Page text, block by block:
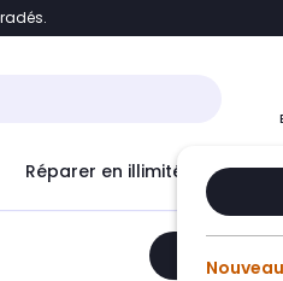
Accéder directement au
Réparer en illimité avec Le
Ajouter